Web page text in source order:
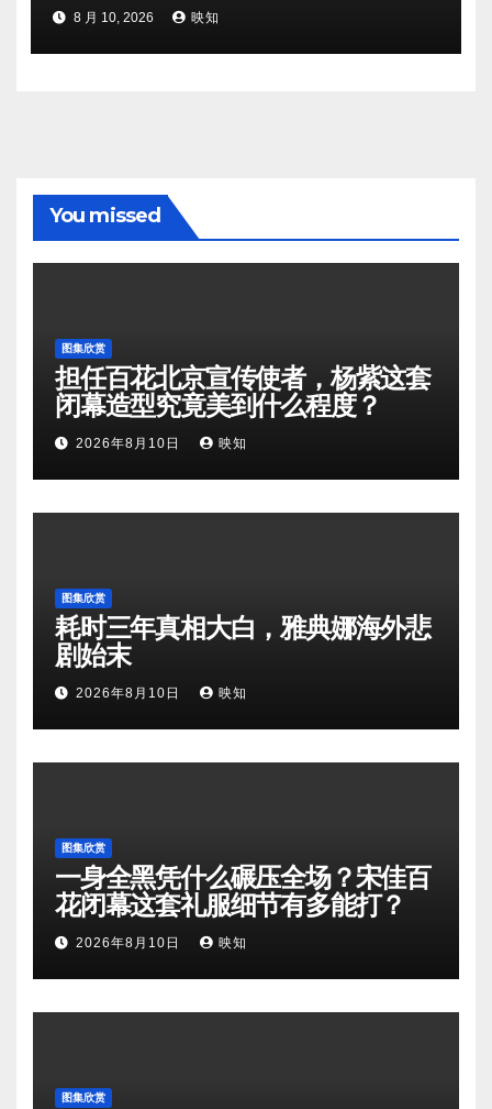
8 月 10, 2026 映知
You missed
图集欣赏
担任百花北京宣传使者，杨紫这套
闭幕造型究竟美到什么程度？
2026年8月10日 映知
图集欣赏
耗时三年真相大白，雅典娜海外悲
剧始末
2026年8月10日 映知
图集欣赏
一身全黑凭什么碾压全场？宋佳百
花闭幕这套礼服细节有多能打？
2026年8月10日 映知
图集欣赏